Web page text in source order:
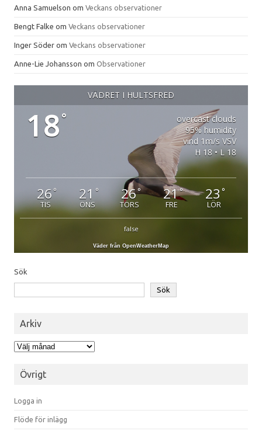
Anna Samuelson om Veckans observationer
Bengt Falke om Veckans observationer
Inger Söder om Veckans observationer
Anne-Lie Johansson om Observationer
VÄDRET I HULTSFRED
18°
overcast clouds
95% humidity
vind 1m/s VSV
H 18 • L 18
26°
TIS
21 °
ONS
26°
TORS
21°
FRE
23 °
LÖR
false
Väder från OpenWeatherMap
Sök
Sök
Arkiv
Arkiv
Övrigt
Logga in
Flöde för inlägg